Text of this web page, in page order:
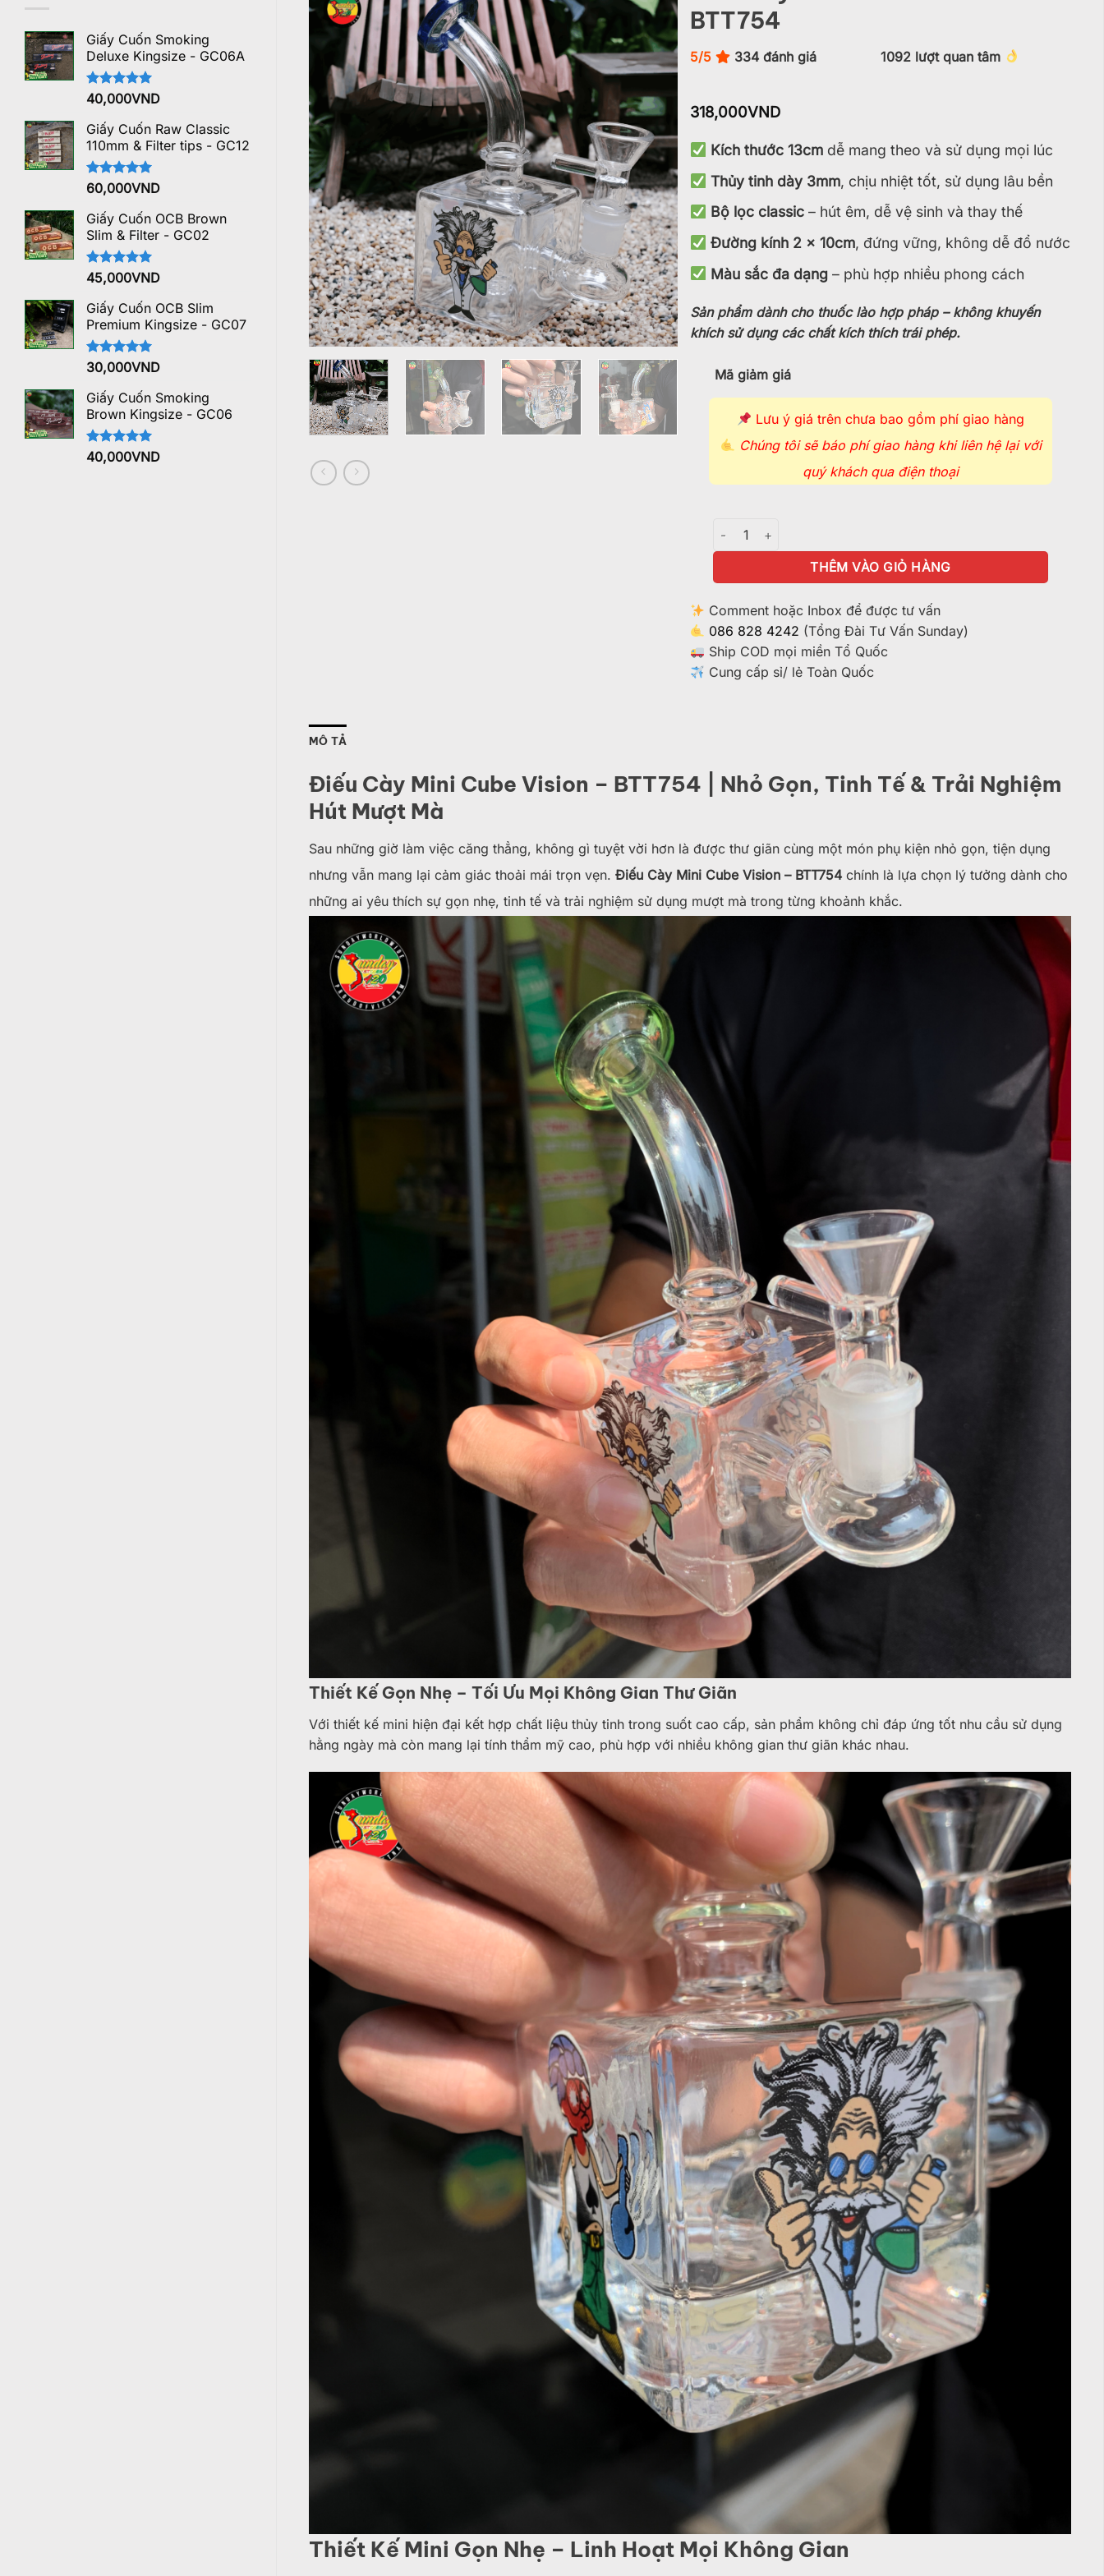
Giấy Cuốn Smoking
Deluxe Kingsize - GC06A
Được xếp
hạng
5 sao
40,000VND
Giấy Cuốn Raw Classic
110mm & Filter tips - GC12
Được xếp
hạng
5 sao
60,000VND
Giấy Cuốn OCB Brown
Slim & Filter - GC02
Được xếp
hạng
5 sao
45,000VND
Giấy Cuốn OCB Slim
Premium Kingsize - GC07
Được xếp
hạng
5 sao
30,000VND
Giấy Cuốn Smoking
Brown Kingsize - GC06
Được xếp
hạng
40,000VND
Add to
wishlist
BTT754
5/5 334 đánh giá 1092 lượt quan tâm
318,000VND
Kích thước 13cm dễ mang theo và sử dụng mọi lúc
Thủy tinh dày 3mm, chịu nhiệt tốt, sử dụng lâu bền
Bộ lọc classic – hút êm, dễ vệ sinh và thay thế
Đường kính 2 x 10cm, đứng vững, không dễ đổ nước
Màu sắc đa dạng – phù hợp nhiều phong cách
Sản phẩm dành cho thuốc lào hợp pháp – không khuyến
khích sử dụng các chất kích thích trái phép.
Mã giảm giá
Lưu ý giá trên chưa bao gồm phí giao hàng
Chúng tôi sẽ báo phí giao hàng khi liên hệ lại với
quý khách qua điện thoại
Điếu Cày Mini Cube Vision - BTT754 số lượng
THÊM VÀO GIỎ HÀNG
Comment hoặc Inbox để được tư vấn
086 828 4242 (Tổng Đài Tư Vấn Sunday)
Ship COD mọi miền Tổ Quốc
Cung cấp sỉ/ lẻ Toàn Quốc
MÔ TẢ
Điếu Cày Mini Cube Vision – BTT754 | Nhỏ Gọn, Tinh Tế & Trải Nghiệm
Hút Mượt Mà
Sau những giờ làm việc căng thẳng, không gì tuyệt vời hơn là được thư giãn cùng một món phụ kiện nhỏ gọn, tiện dụng
nhưng vẫn mang lại cảm giác thoải mái trọn vẹn. Điếu Cày Mini Cube Vision – BTT754 chính là lựa chọn lý tưởng dành cho
những ai yêu thích sự gọn nhẹ, tinh tế và trải nghiệm sử dụng mượt mà trong từng khoảnh khắc.
Thiết Kế Gọn Nhẹ – Tối Ưu Mọi Không Gian Thư Giãn
Với thiết kế mini hiện đại kết hợp chất liệu thủy tinh trong suốt cao cấp, sản phẩm không chỉ đáp ứng tốt nhu cầu sử dụng
hằng ngày mà còn mang lại tính thẩm mỹ cao, phù hợp với nhiều không gian thư giãn khác nhau.
Thiết Kế Mini Gọn Nhẹ – Linh Hoạt Mọi Không Gian